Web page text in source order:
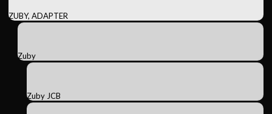
ZUBY, ADAPTER
Zuby
Zuby JCB